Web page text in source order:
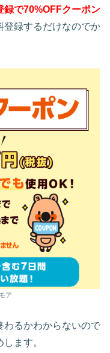
録で70%OFFクーポン
登録するだけなのでか
ア
わるかわからないので
ます。